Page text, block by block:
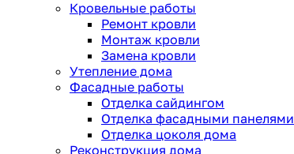
Кровельные работы
Ремонт кровли
Монтаж кровли
Замена кровли
Утепление дома
Фасадные работы
Отделка сайдингом
Отделка фасадными панелями
Отделка цоколя дома
Реконструкция дома